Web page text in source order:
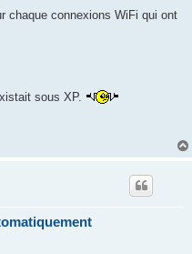
chaque connexions WiFi qui ont
sous XP.